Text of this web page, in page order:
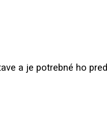
a je potrebné ho